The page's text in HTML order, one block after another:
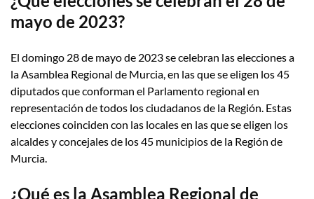
mayo de 2023?
El domingo 28 de mayo de 2023 se celebran las elecciones a
la Asamblea Regional de Murcia, en las que se eligen los 45
diputados que conforman el Parlamento regional en
representación de todos los ciudadanos de la Región. Estas
elecciones coinciden con las locales en las que se eligen los
alcaldes y concejales de los 45 municipios de la Región de
Murcia.
¿Qué es la Asamblea Regional de